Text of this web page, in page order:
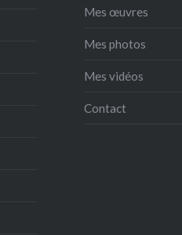
Mes œuvres
Mes photos
Mes vidéos
Contact